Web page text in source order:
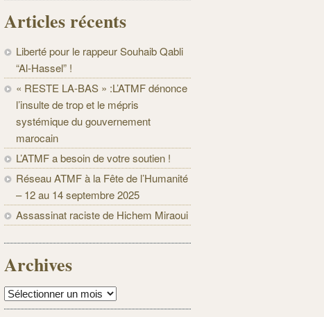
Articles récents
Liberté pour le rappeur Souhaib Qabli
“Al-Hassel” !
« RESTE LA-BAS » :L’ATMF dénonce
l’insulte de trop et le mépris
systémique du gouvernement
marocain
L’ATMF a besoin de votre soutien !
Réseau ATMF à la Fête de l’Humanité
– 12 au 14 septembre 2025
Assassinat raciste de Hichem Miraoui
Archives
Archives